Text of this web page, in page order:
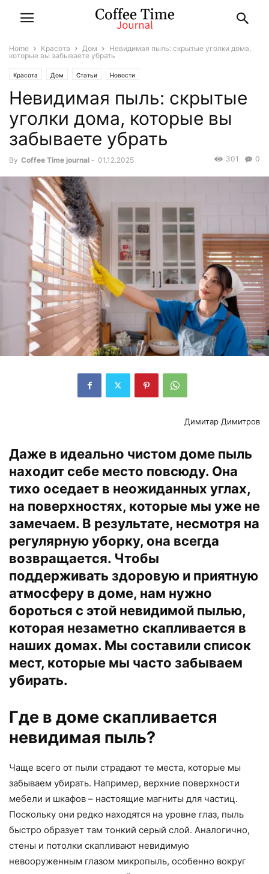
Home Красота Дом
Невидимая пыль: скрытые уголки дома,
которые вы забываете убрать
Красота Дом Статьи Новости
Невидимая пыль: скрытые
уголки дома, которые вы
забываете убрать
By Coffee Time journal - 01.12.2025 0
301
Димитар Димитров
Даже в идеально чистом доме пыль
находит себе место повсюду. Она
тихо оседает в неожиданных углах,
на поверхностях, которые мы уже не
замечаем. В результате, несмотря на
регулярную уборку, она всегда
возвращается. Чтобы
поддерживать здоровую и приятную
атмосферу в доме, нам нужно
бороться с этой невидимой пылью,
которая незаметно скапливается в
наших домах. Мы составили список
мест, которые мы часто забываем
убирать.
Где в доме скапливается
невидимая пыль?
Чаще всего от пыли страдают те места, которые мы
забываем убирать. Например, верхние поверхности
мебели и шкафов – настоящие магниты для частиц.
Поскольку они редко находятся на уровне глаз, пыль
быстро образует там тонкий серый слой. Аналогично,
стены и потолки скапливают невидимую
невооруженным глазом микропыль, особенно вокруг